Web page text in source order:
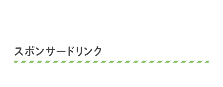
スポンサードリンク